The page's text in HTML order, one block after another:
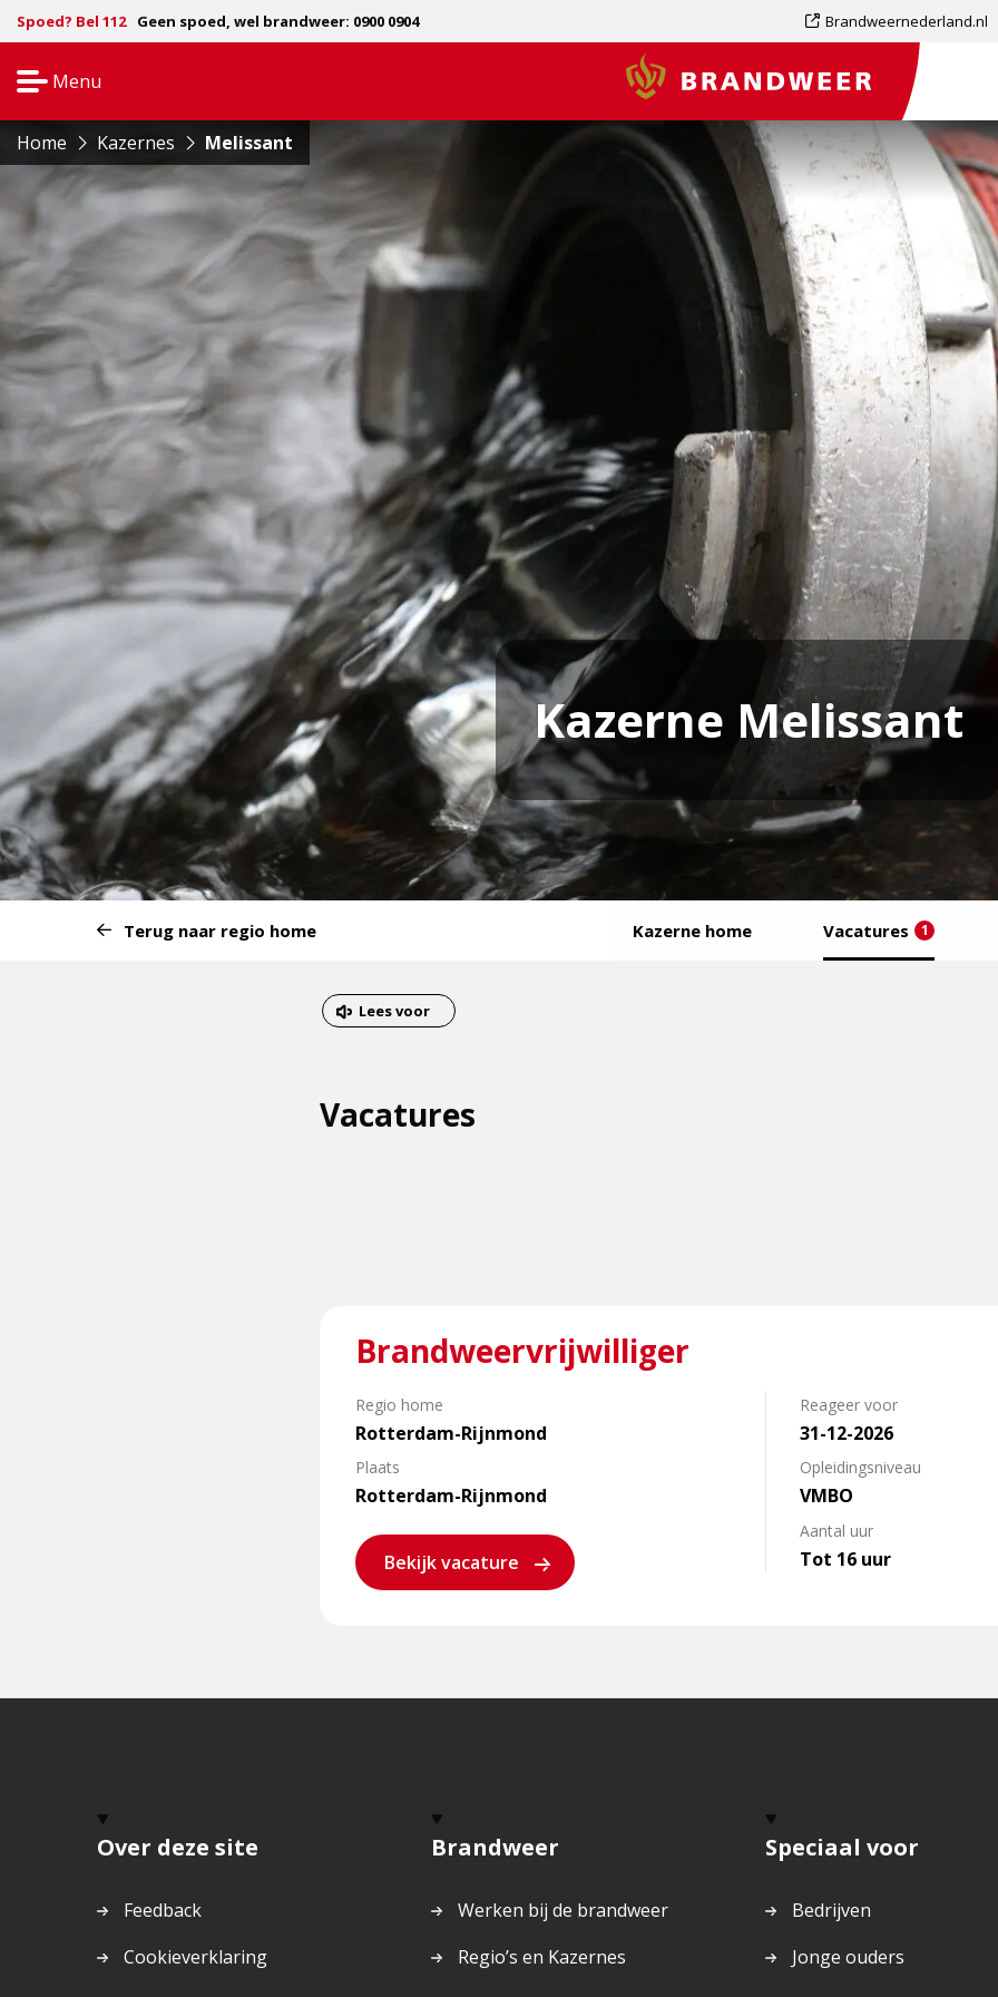
Spoed? Bel 112 Geen spoed, wel brandweer: 0900 0904 Dit
externe
pagina
Brandweernederland.nl
Menu
navigatie
Brandweer
Home Kazernes Melissant
Kazerne Melissant
van Terug naar regio home Kazerne home Vacatures 1
Dit
externe
Lees voor
Vacatures
Brandweervrijwilliger
Regio home
Rotterdam-Rijnmond
Plaats
Rotterdam-Rijnmond
Bekijk vacature
Reageer voor
31-12-2026
Opleidingsniveau
VMBO
Aantal uur
Tot 16 uur
meer
Brandweervrijwilliger
Over deze site
Feedback
Cookieverklaring
Brandweer
Werken bij de brandweer
Regio’s en Kazernes
Speciaal voor
Bedrijven
Jonge ouders